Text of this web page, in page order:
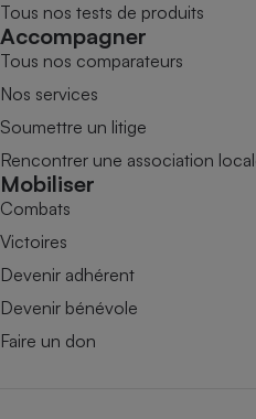
Tous nos tests de produits
Accompagner
Tous nos comparateurs
Nos services
Soumettre un litige
Rencontrer une association
Mobiliser
Combats
Victoires
Devenir adhérent
Devenir bénévole
Faire un don